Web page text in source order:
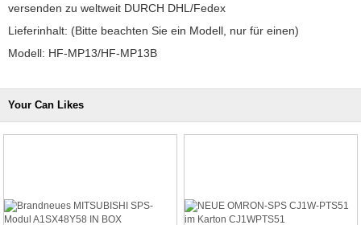
versenden zu weltweit DURCH DHL/Fedex
Lieferinhalt: (Bitte beachten Sie ein Modell, nur für einen)
Modell: HF-MP13/HF-MP13B
Your Can Likes